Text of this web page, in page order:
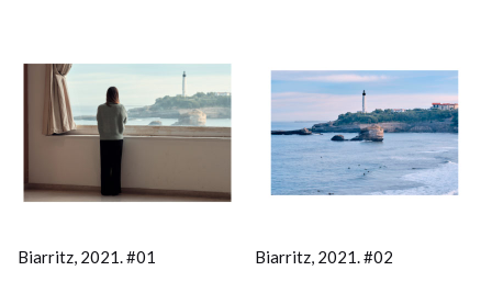
Biarritz, 2021. #01 Biarritz, 2021. #02